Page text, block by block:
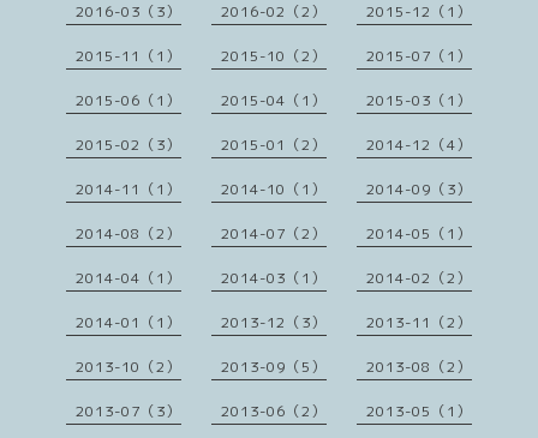
2016-03（3） 2016-02（2） 2015-12（1）
2015-11（1） 2015-10（2） 2015-07（1）
2015-06（1） 2015-04（1） 2015-03（1）
2015-02（3） 2015-01（2） 2014-12（4）
2014-11（1） 2014-10（1） 2014-09（3）
2014-08（2） 2014-07（2） 2014-05（1）
2014-04（1） 2014-03（1） 2014-02（2）
2014-01（1） 2013-12（3） 2013-11（2）
2013-10（2） 2013-09（5） 2013-08（2）
2013-07（3） 2013-06（2） 2013-05（1）